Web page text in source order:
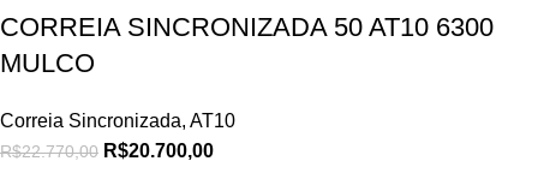
CORREIA SINCRONIZADA 50 AT10 6300
MULCO
Correia Sincronizada, AT10
R$22.770,00 R$20.700,00